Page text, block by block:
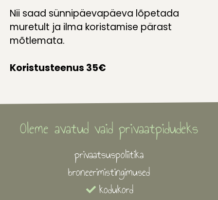
Nii saad sünnipäevapäeva lõpetada
muretult ja ilma koristamise pärast
mõtlemata.
Koristusteenus 35€
Oleme avatud vaid privaatpidudeks
privaatsuspoliitika
broneerimistingimused
kodukord